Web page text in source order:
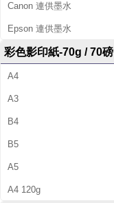
Canon 連供墨水
Epson 連供墨水
彩色影印紙-70g / 70磅
A4
A3
B4
B5
A5
A4 120g